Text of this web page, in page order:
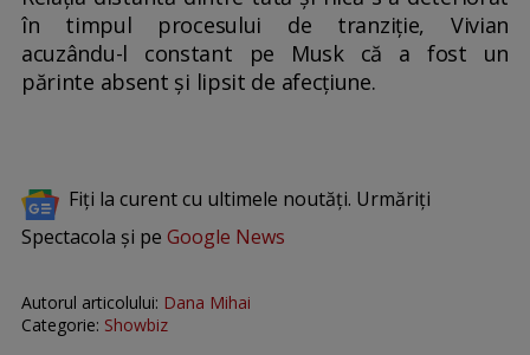
în timpul procesului de tranziție, Vivian
acuzându-l constant pe Musk că a fost un
părinte absent și lipsit de afecțiune.
Fiți la curent cu ultimele noutăți. Urmăriți
Spectacola și pe Google News
Autorul articolului: Dana Mihai
Categorie: Showbiz